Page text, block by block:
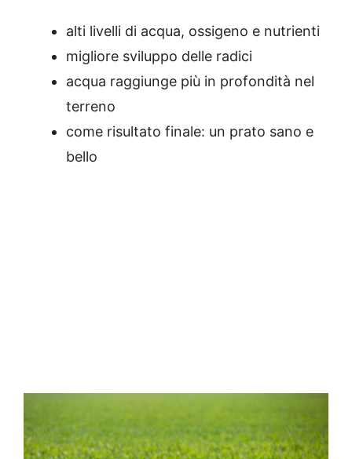
alti livelli di acqua, ossigeno e nutrienti
migliore sviluppo delle radici
acqua raggiunge più in profondità nel
terreno
come risultato finale: un prato sano e
bello